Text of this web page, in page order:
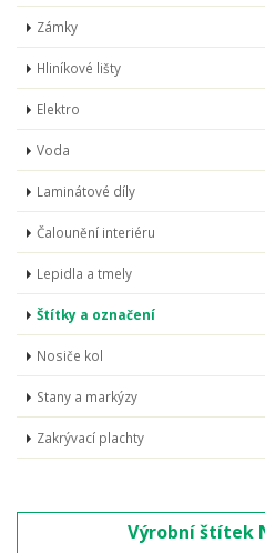
Zámky
Hliníkové lišty
Elektro
Voda
Laminátové díly
Čalounění interiéru
Lepidla a tmely
Štítky a označení
Nosiče kol
Stany a markýzy
Zakrývací plachty
Výrobní štítek